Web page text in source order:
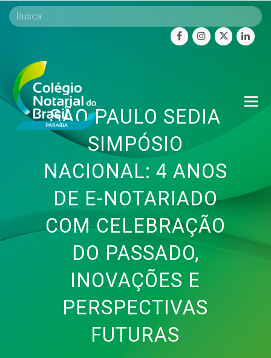
facebookinstagram
twitter
SÃO PAULO SEDIA
SIMPÓSIO
NACIONAL: 4 ANOS
DE E-NOTARIADO
COM CELEBRAÇÃO
DO PASSADO,
INOVAÇÕES E
PERSPECTIVAS
FUTURAS